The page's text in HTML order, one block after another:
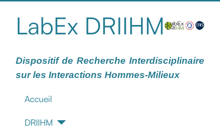
LabEx DRIIHM
Dispositif de Recherche Interdisciplinaire
sur les Interactions Hommes-Milieux
Accueil
DRIIHM